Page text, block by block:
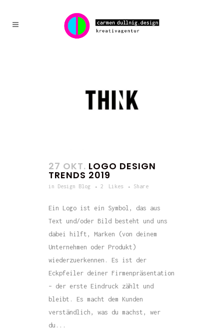
27 OKT. LOGO DESIGN
TRENDS 2019
in Design Blog 2 Likes Share
Ein Logo ist ein Symbol, das aus
Text und/oder Bild besteht und uns
dabei hilft, Marken (von deinem
Unternehmen oder Produkt)
wiederzuerkennen. Es ist der
Eckpfeiler deiner Firmenpräsentation
– der erste Eindruck zählt und
bleibt. Es macht dem Kunden
verständlich, was du machst, wer
du...